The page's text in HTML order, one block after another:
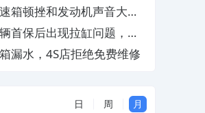
锈，厂家需自费处理
箱顿挫和发动机声音大及
要求厂家给予解决
首保后出现拉缸问题，要
漏水，4S店拒绝免费维修
日 周 月